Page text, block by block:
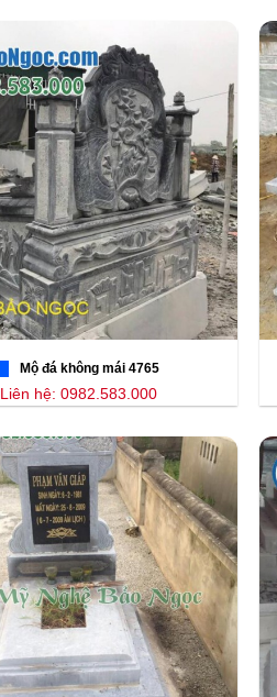
Mộ đá không mái 4765
Liên hệ: 0982.583.000